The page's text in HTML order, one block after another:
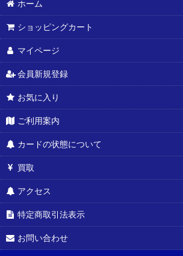
ホーム
ショッピングカート
マイページ
会員新規登録
お気に入り
ご利用案内
カードの状態について
買取
アクセス
特定商取引法表示
お問い合わせ